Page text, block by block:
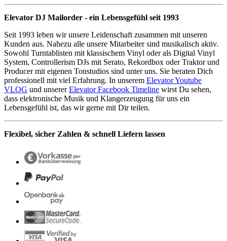
Elevator DJ Mailorder - ein Lebensgefühl seit 1993
Seit 1993 leben wir unsere Leidenschaft zusammen mit unseren
Kunden aus. Nahezu alle unsere Mitarbeiter sind musikalisch aktiv.
Sowohl Turntablisten mit klassischem Vinyl oder als Digital Vinyl
System, Controllerism DJs mit Serato, Rekordbox oder Traktor und
Producer mit eigenen Tonstudios sind unter uns. Sie beraten Dich
professionell mit viel Erfahrung. In unserem Elevator Youtube
VLOG und unsererElevator Facebook Timeline wirst Du sehen,
dass elektronische Musik und Klangerzeugung für uns ein
Lebensgefühl ist, das wir gerne mit Dir teilen.
Flexibel, sicher Zahlen & schnell Liefern lassen